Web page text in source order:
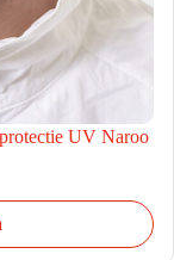
UV Naroo